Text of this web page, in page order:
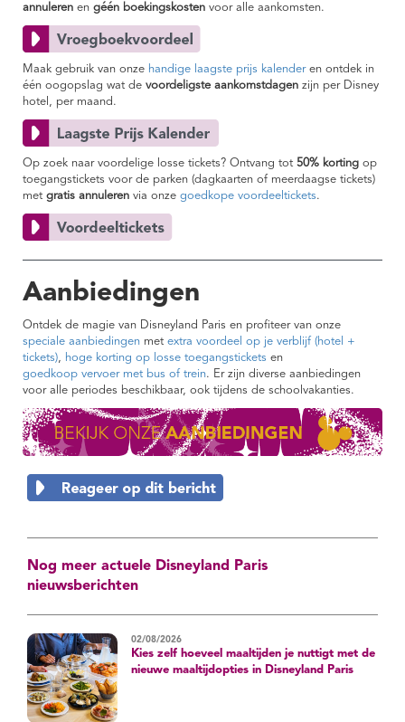
annuleren en géén boekingskosten voor alle aankomsten.
Maak gebruik van onze handige laagste prijs kalenderen ontdek in
één oogopslag wat de voordeligste aankomstdagen zijn per Disney
hotel, per maand.
Op zoek naar voordelige losse tickets? Ontvang tot 50% korting op
toegangstickets voor de parken (dagkaarten of meerdaagse tickets)
met gratis annuleren via onze goedkope voordeeltickets.
Aanbiedingen
Ontdek de magie van Disneyland Paris en profiteer van onze
speciale aanbiedingen met extra voordeel op je verblijf (hotel +
tickets), hoge korting op losse toegangstickets en
goedkoop vervoer met bus of trein. Er zijn diverse aanbiedingen
voor alle periodes beschikbaar, ook tijdens de schoolvakanties.
Nog meer actuele Disneyland Paris
nieuwsberichten
02/08/2026
Kies zelf hoeveel maaltijden je nuttigt met de
nieuwe maaltijdopties in Disneyland Paris